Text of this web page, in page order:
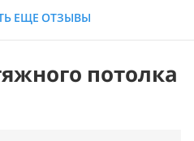
ЕЩЕ ОТЗЫВЫ
потолка